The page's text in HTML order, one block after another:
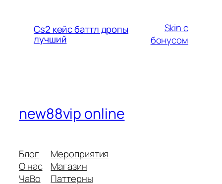
Cs2 кейс баттл дропы
лучший
Skin с
бонусом
new88vip online
Блог
О нас
ЧаВо
Мероприятия
Магазин
Паттерны